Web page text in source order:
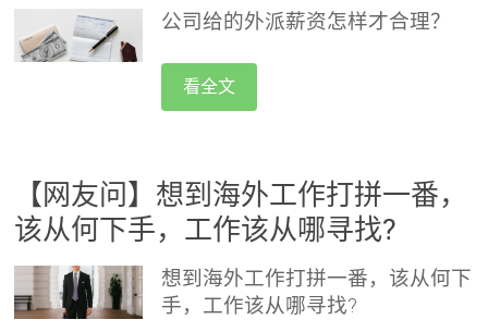
公司给的外派薪资怎样才合理？
看全文
【网友问】想到海外工作打拼一番，
该从何下手，工作该从哪寻找?
想到海外工作打拼一番，该从何下
手，工作该从哪寻找?